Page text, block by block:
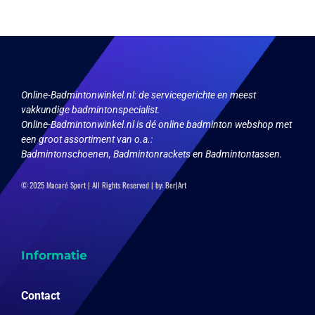
Online-Badmintonwinkel.nl:de servicegerichte en meest
vakkundige badmintonspecialist.
Online-Badmintonwinkel.nl is dé online badminton webshop met
een groot assortiment van o.a.:
Badmintonschoenen, Badmintonrackets en Badmintontassen.
© 2025 Macaré Sport | All Rights Reserved | by:Ber|Art
Informatie
Contact